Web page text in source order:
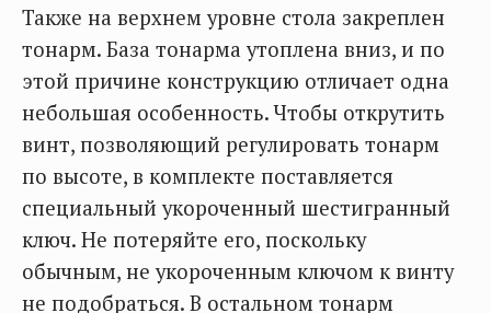
Также на верхнем уровне стола закреплен
тонарм. База тонарма утоплена вниз, и по
этой причине конструкцию отличает одна
небольшая особенность. Чтобы открутить
винт, позволяющий регулировать тонарм
по высоте, в комплекте поставляется
специальный укороченный шестигранный
ключ. Не потеряйте его, поскольку
обычным, не укороченным ключом к винту
не подобраться. В остальном тонарм